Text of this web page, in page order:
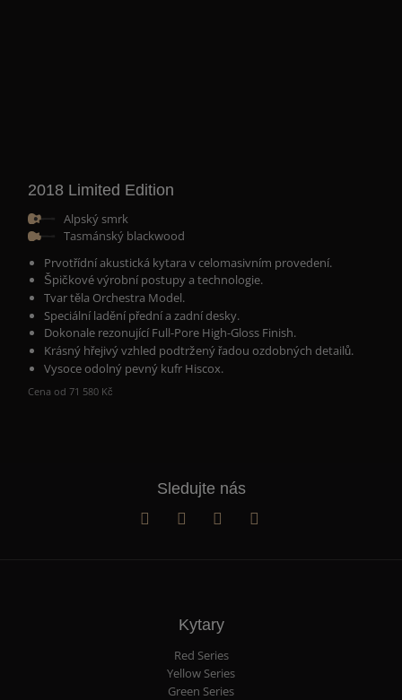
2018 Limited Edition
Alpský smrk
Tasmánský blackwood
Prvotřídní akustická kytara v celomasivním provedení.
Špičkové výrobní postupy a technologie.
Tvar těla Orchestra Model.
Speciální ladění přední a zadní desky.
Dokonale rezonující Full-Pore High-Gloss Finish.
Krásný hřejivý vzhled podtržený řadou ozdobných detailů.
Vysoce odolný pevný kufr Hiscox.
Cena od 71 580 Kč
Sledujte nás
Kytary
Red Series
Yellow Series
Green Series